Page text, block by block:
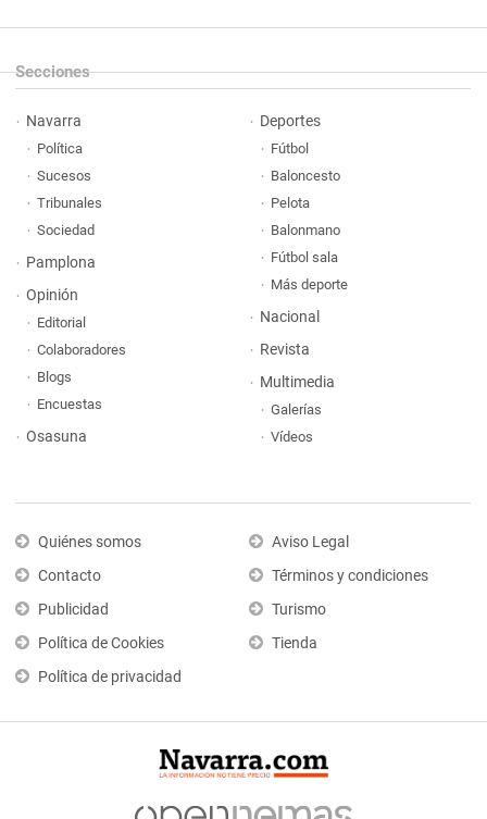
Secciones
Navarra
Política
Sucesos
Tribunales
Sociedad
Pamplona
Opinión
Editorial
Colaboradores
Blogs
Encuestas
Osasuna
Deportes
Fútbol
Baloncesto
Pelota
Balonmano
Fútbol sala
Más deporte
Nacional
Revista
Multimedia
Galerías
Vídeos
Quiénes somos
Contacto
Publicidad
Política de Cookies
Política de privacidad
Aviso Legal
Términos y condiciones
Turismo
Tienda